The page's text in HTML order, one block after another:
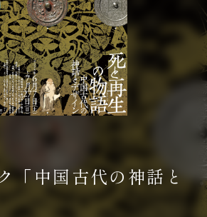
「中国古代の神話と